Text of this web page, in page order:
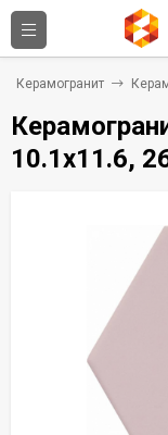
Керамогранит
10.1x11.6,